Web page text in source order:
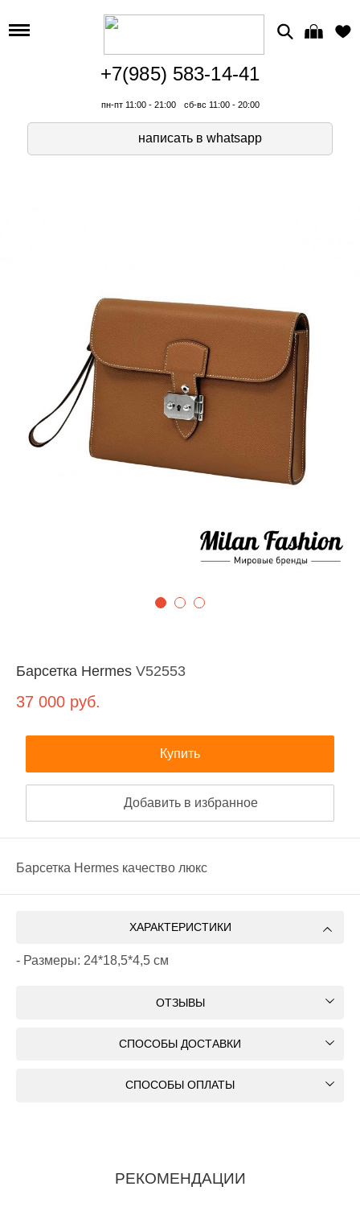
+7(985) 583-14-41
пн-пт 11:00 - 21:00 сб-вс 11:00 - 20:00
написать в whatsapp
Барсетка Hermes V52553
37 000 руб.
Купить
Добавить в избранное
Барсетка Hermes качество люкс
ХАРАКТЕРИСТИКИ
- Размеры: 24*18,5*4,5 см
ОТЗЫВЫ
СПОСОБЫ ДОСТАВКИ
СПОСОБЫ ОПЛАТЫ
РЕКОМЕНДАЦИИ